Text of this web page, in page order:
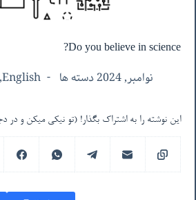
Do you believe in science?
نوامبر, 2024 دسته ها English
,
این نوشته را به اشتراک بگذار! (تو نیکی میکن و در